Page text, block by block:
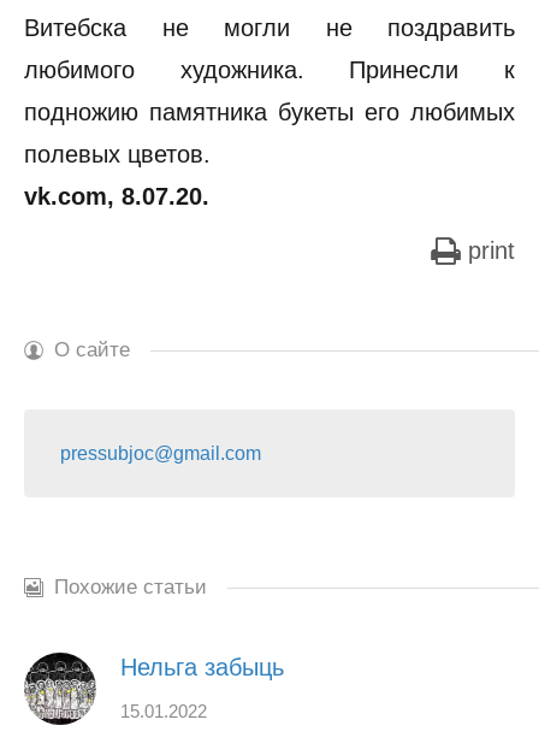
Витебска не могли не поздравить
любимого художника. Принесли к
подножию памятника букеты его любимых
полевых цветов.
vk.com, 8.07.20.
print
О сайте
pressubjoc@gmail.com
Похожие статьи
Нельга забыць
15.01.2022